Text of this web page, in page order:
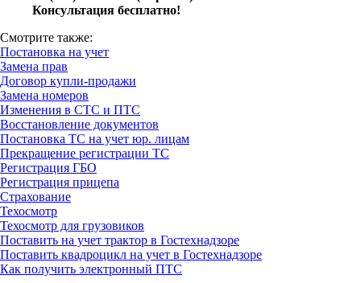
Консультация бесплатно!
Смотрите также:
Постановка на учет
Замена прав
Договор купли-продажи
Замена номеров
Изменения в СТС и ПТС
Восстановление документов
Постановка ТС на учет юр. лицам
Прекращение регистрации ТС
Регистрация ГБО
Регистрация прицепа
Страхование
Техосмотр
Техосмотр для грузовиков
Поставить на учет трактор в Гостехнадзоре
Поставить квадроцикл на учет в Гостехнадзоре
Как получить электронный ПТС